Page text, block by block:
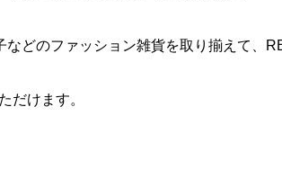
どのファッション雑貨を取り揃えて、
だけます。